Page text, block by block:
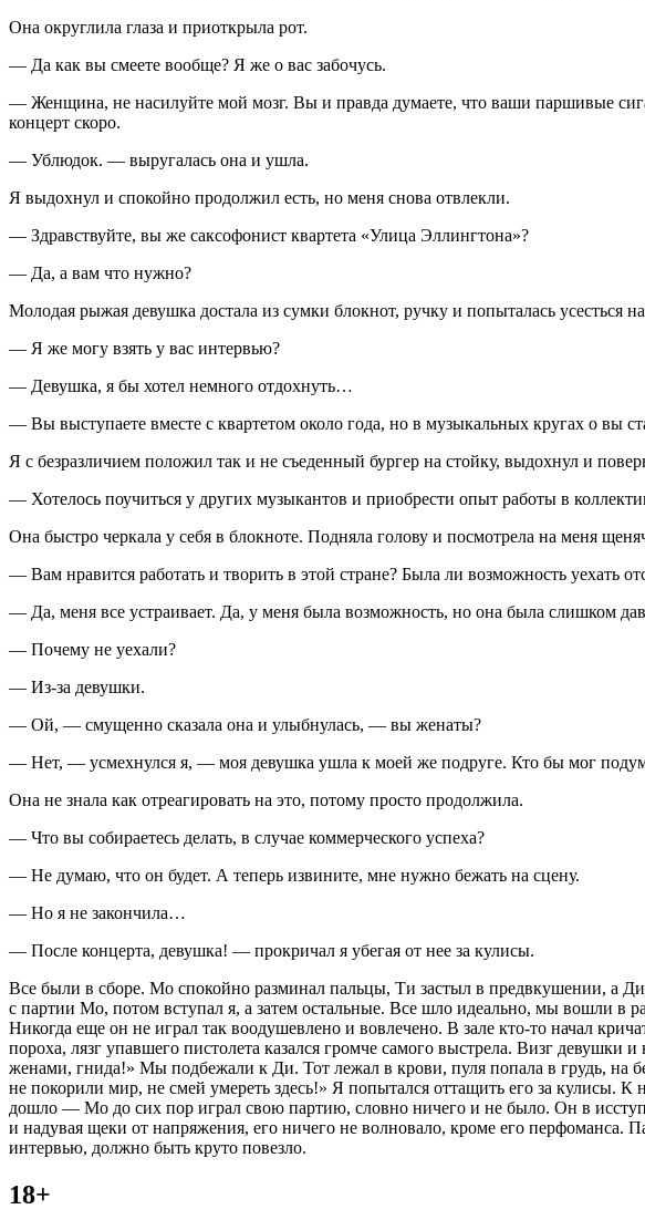
Она округлила глаза и приоткрыла рот.
— Да как вы смеете вообще? Я же о вас забочусь.
— Женщина, не насилуйте мой мозг. Вы и правда думаете, что ваши паршивые
концерт скоро.
— Ублюдок. — выругалась она и ушла.
Я выдохнул и спокойно продолжил есть, но меня снова отвлекли.
— Здравствуйте, вы же саксофонист квартета «Улица Эллингтона»?
— Да, а вам что нужно?
Молодая рыжая девушка достала из сумки блокнот, ручку и попыталась усесться
— Я же могу взять у вас интервью?
— Девушка, я бы хотел немного отдохнуть…
— Вы выступаете вместе с квартетом около года, но в музыкальных кругах о вы
Я с безразличием положил так и не съеденный бургер на стойку, выдохнул и
— Хотелось поучиться у других музыкантов и приобрести опыт работы в
Она быстро черкала у себя в блокноте. Подняла голову и посмотрела на меня
— Вам нравится работать и творить в этой стране? Была ли возможность уехать
— Да, меня все устраивает. Да, у меня была возможность, но она была слишком
— Почему не уехали?
— Из-за девушки.
— Ой, — смущенно сказала она и улыбнулась, — вы женаты?
— Нет, — усмехнулся я, — моя девушка ушла к моей же подруге. Кто бы мог
Она не знала как отреагировать на это, потому просто продолжила.
— Что вы собираетесь делать, в случае коммерческого успеха?
— Не думаю, что он будет. А теперь извините, мне нужно бежать на сцену.
— Но я не закончила…
— После концерта, девушка! — прокричал я убегая от нее за кулисы.
Все были в сборе. Мо спокойно разминал пальцы, Ти застыл в предвкушении, а
с партии Мо, потом вступал я, а затем остальные. Все шло идеально, мы вошли в
Никогда еще он не играл так воодушевлено и вовлечено. В зале кто-то начал
пороха, лязг упавшего пистолета казался громче самого выстрела. Визг девушки
женами, гнида!» Мы подбежали к Ди. Тот лежал в крови, пуля попала в грудь, на
не покорили мир, не смей умереть здесь!» Я попытался оттащить его за кулисы.
дошло — Мо до сих пор играл свою партию, словно ничего и не было. Он в
и надувая щеки от напряжения, его ничего не волновало, кроме его перфоманса.
интервью, должно быть круто повезло.
18+